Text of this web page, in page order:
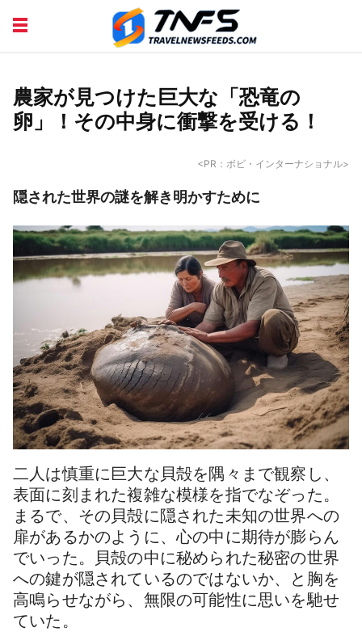
DISCOVER PLACES TIPS AND TRICKS
農家が見つけた巨大な「恐竜の
卵」！その中身に衝撃を受ける！
<PR：ボビ・インターナショナル>
隠された世界の謎を解き明かすために
二人は慎重に巨大な貝殻を隅々まで観察し、
表面に刻まれた複雑な模様を指でなぞった。
まるで、その貝殻に隠された未知の世界への
扉があるかのように、心の中に期待が膨らん
でいった。貝殻の中に秘められた秘密の世界
への鍵が隠されているのではないか、と胸を
高鳴らせながら、無限の可能性に思いを馳せ
ていた。